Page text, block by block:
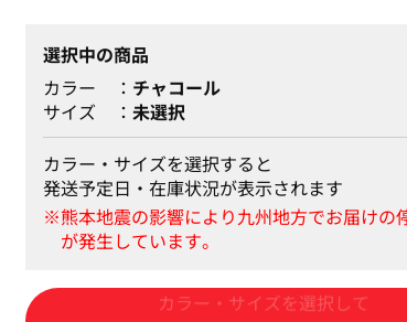
選択中の商品
カラー
チャコール
サイズ
未選択
カラー・サイズを選択すると
発送予定日・在庫状況が表示されます